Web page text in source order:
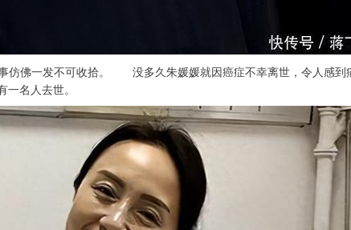
仿佛一发不可收拾。 没多久朱媛媛就因癌症不幸离世，令人感
名人去世。